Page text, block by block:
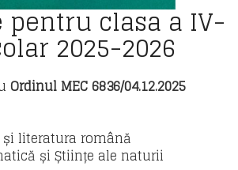
pentru clasa a IV-
2025-2026
Ordinul MEC 6836/04.12.2025
și literatura română
și Științe ale naturii